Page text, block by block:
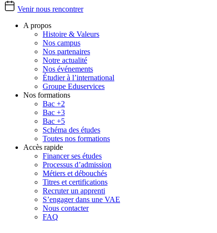
Venir nous rencontrer
A propos
Histoire & Valeurs
Nos campus
Nos partenaires
Notre actualité
Nos événements
Étudier à l’international
Groupe Eduservices
Nos formations
Bac +2
Bac +3
Bac +5
Schéma des études
Toutes nos formations
Accès rapide
Financer ses études
Processus d’admission
Métiers et débouchés
Titres et certifications
Recruter un apprenti
S’engager dans une VAE
Nous contacter
FAQ